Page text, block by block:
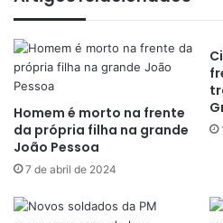
Homem é morto na frente
da própria filha na grande
João Pessoa
7 de abril de 2024